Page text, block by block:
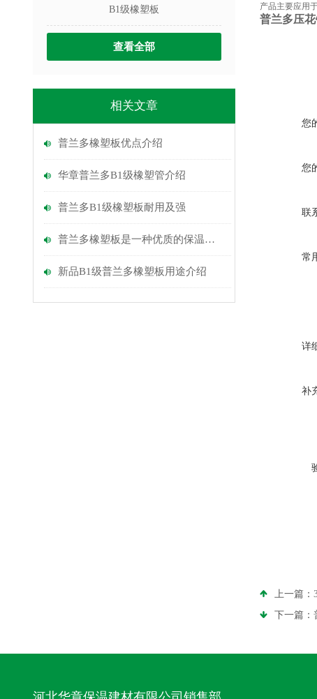
B1级橡塑板
查看全部
相关文章
普兰多橡塑板优点介绍
华章普兰多B1级橡塑管介绍
普兰多B1级橡塑板耐用及强
普兰多橡塑板是一种优质的保温隔热材料
新品B1级普兰多橡塑板用途介绍
产品主要应用
普兰多压
您
您
联
常
详
补
上一篇：
下一篇：